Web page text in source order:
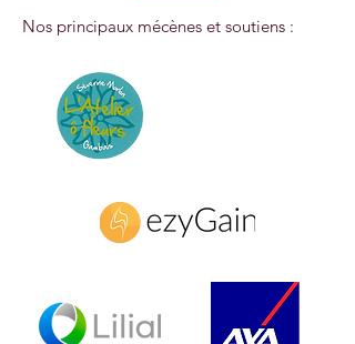
Nos principaux mécènes et soutiens :